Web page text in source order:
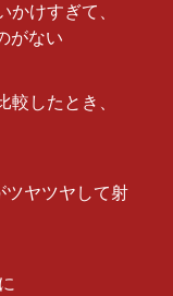
けすぎて、
がない
したとき、
ツヤツヤして射